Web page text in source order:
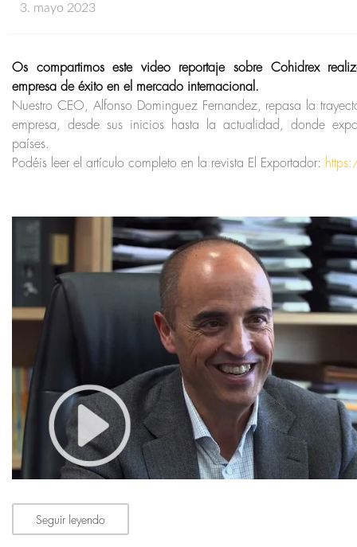
3. mayo 2023
Os compartimos este video reportaje sobre Cohidrex
empresa de éxito en el mercado internacional.
Nuestro CEO, Alfonso Dominguez Fernandez, repasa la
empresa, desde sus inicios hasta la actualidad, donde
países.
Podéis leer el artículo completo en la revista El Exportador:
Seguir leyendo